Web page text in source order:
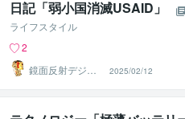
日記「弱小国消滅USAID」
ライフスタイル
2
鏡面反射デジタ
ルアート製作所
（鈴木穣）
2025/02/12